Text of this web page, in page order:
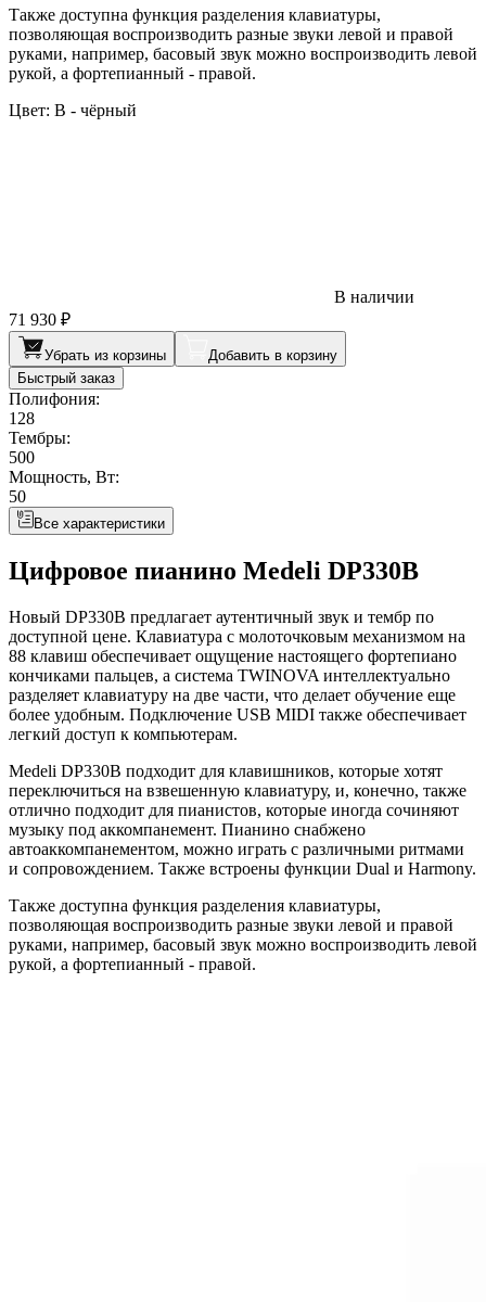
Также доступна функция разделения клавиатуры,
позволяющая воспроизводить разные звуки левой и правой
руками, например, басовый звук можно воспроизводить левой
рукой, а фортепианный - правой.
Цвет: B - чёрный
В наличии
71 930 ₽
Убрать из корзины
Добавить в корзину
Быстрый заказ
Полифония:
128
Тембры:
500
Мощность, Вт:
50
Все характеристики
Цифровое пианино Medeli DP330B
Новый DP330B предлагает аутентичный звук и тембр по
доступной цене. Клавиатура с молоточковым механизмом на
88 клавиш обеспечивает ощущение настоящего фортепиано
кончиками пальцев, а система TWINOVA интеллектуально
разделяет клавиатуру на две части, что делает обучение еще
более удобным. Подключение USB MIDI также обеспечивает
легкий доступ к компьютерам.
Medeli DP330B подходит для клавишников, которые хотят
переключиться на взвешенную клавиатуру, и, конечно, также
отлично подходит для пианистов, которые иногда сочиняют
музыку под аккомпанемент. Пианино снабжено
автоаккомпанементом, можно играть с различными ритмами
и сопровождением. Также встроены функции Dual и Harmony.
Также доступна функция разделения клавиатуры,
позволяющая воспроизводить разные звуки левой и правой
руками, например, басовый звук можно воспроизводить левой
рукой, а фортепианный - правой.